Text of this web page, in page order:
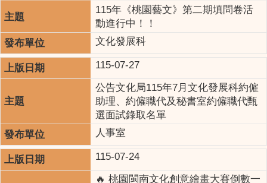
115年《桃園藝文》第二期填問卷活
動進行中！！
文化發展科
115-07-27
公告文化局115年7月文化發展科約僱
助理、約僱職代及秘書室約僱職代甄
選面試錄取名單
人事室
115-07-24
🔥 桃園閩南文化創意繪畫大賽倒數一